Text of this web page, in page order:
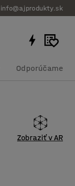
info@ajprodukty.sk
Odporúčame
Zobraziť v AR